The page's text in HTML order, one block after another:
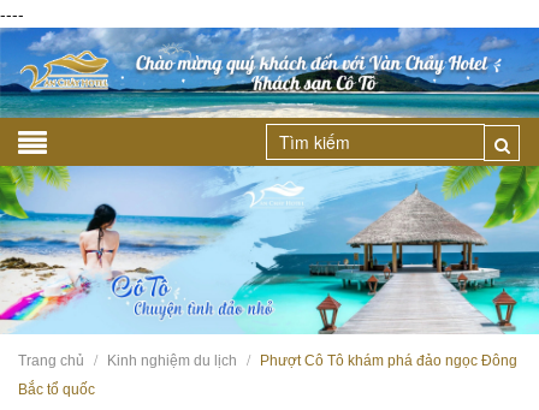
----
Trang chủ / Kinh nghiệm du lịch /
Phượt Cô Tô khám phá đảo ngọc Đông
Bắc tổ quốc